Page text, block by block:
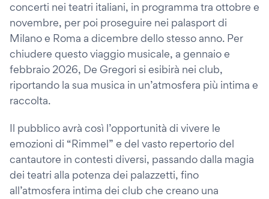
concerti nei teatri italiani, in programma tra ottobre e
novembre, per poi proseguire nei palasport di
Milano e Roma a dicembre dello stesso anno. Per
chiudere questo viaggio musicale, a gennaio e
febbraio 2026, De Gregori si esibirà nei club,
riportando la sua musica in un’atmosfera più intima e
raccolta.
Il pubblico avrà così l’opportunità di vivere le
emozioni di “Rimmel” e del vasto repertorio del
cantautore in contesti diversi, passando dalla magia
dei teatri alla potenza dei palazzetti, fino
all’atmosfera intima dei club che creano una